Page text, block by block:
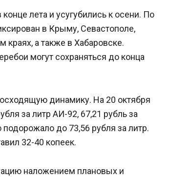
лета и усугубились к осени. По
в Крыму, Севастополе,
краях, а также в Хабаровске.
могут сохраняться до конца
динамику. На 20 октября
за литр АИ-92, 67,21 рубль за
до 73,56 рубля за литр.
32-40 копеек.
наложением плановых и